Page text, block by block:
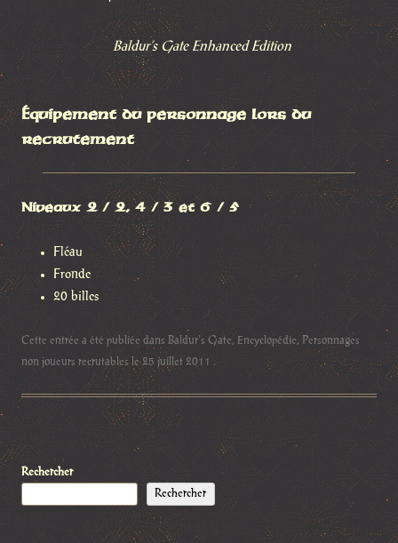
Baldur’s Gate Enhanced Edition
Équipement du personnage lors du
recrutement
Niveaux 2 / 2, 4 / 3 et 6 / 5
Fléau
Fronde
20 billes
Cette entrée a été publiée dans Baldur's Gate, Encyclopédie, Personnages
non joueurs recrutables le 25 juillet 2011 .
Rechercher
Rechercher